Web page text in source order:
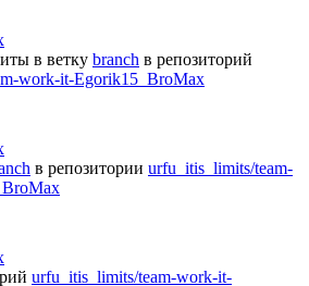
в ветку branch в репозиторий
work-it-Egorik15_BroMax
в репозитории urfu_itis_limits/team-
urfu_itis_limits/team-work-it-